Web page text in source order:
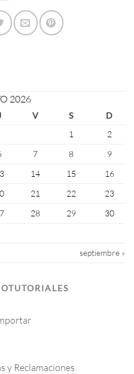
2026
V S
D
1
2
7 8
9
14 15
16
21 22
23
28 29
30
septiembre »
y Reclamaciones